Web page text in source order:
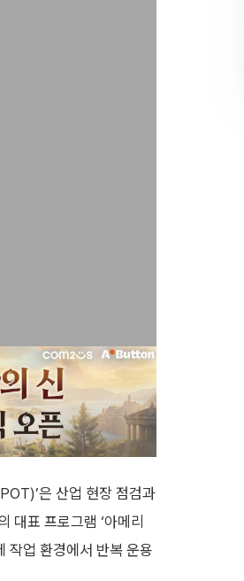
은 산업 현장 점검과
대표 프로그램 ‘아메리
작업 환경에서 반복 운용